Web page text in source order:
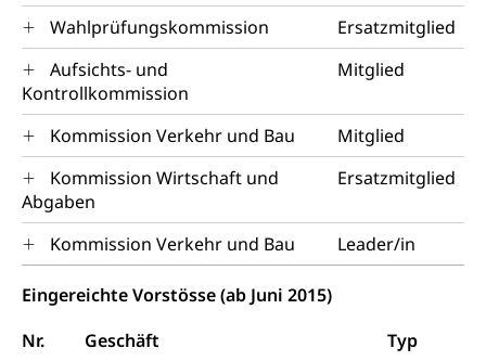
Wahlprüfungskommission
Ersatzmitglied
Aufsichts- und
Kontrollkommission
Mitglied
Kommission Verkehr und Bau
Mitglied
Kommission Wirtschaft und
Abgaben
Ersatzmitglied
Kommission Verkehr und Bau Leader/in
Eingereichte Vorstösse (ab Juni 2015)
Nr.
Geschäft Typ